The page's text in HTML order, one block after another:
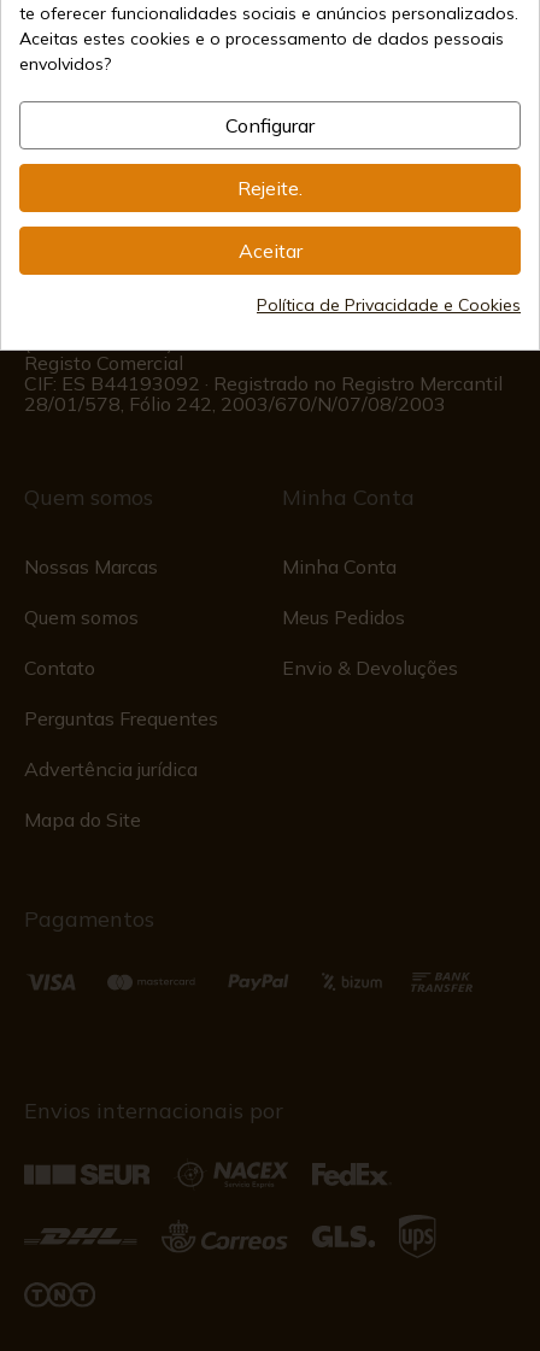
info@aceros-de-hispania.com
Registo Comercial
CIF: ES B44193092 · Registrado no Registro Mercantil
28/01/578, Fólio 242, 2003/670/N/07/08/2003
Quem somos
Nossas Marcas
Quem somos
Contato
Perguntas Frequentes
Advertência jurídica
Mapa do Site
Minha Conta
Minha Conta
Meus Pedidos
Envio & Devoluções
Pagamentos
Envios internacionais por
te oferecer funcionalidades sociais e anúncios personalizados.
Aceitas estes cookies e o processamento de dados pessoais
envolvidos?
Configurar
Rejeite.
Aceitar
Política de Privacidade e Cookies